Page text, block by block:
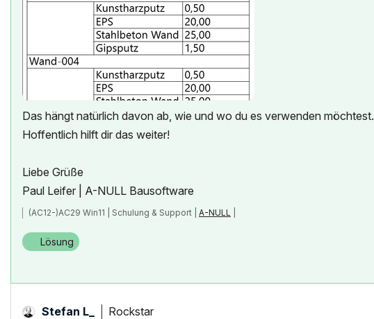
Das hängt natürlich davon ab, wie und wo du es verwenden möchtest.
Hoffentlich hilft dir das weiter!
Liebe Grüße
Paul Leifer | A-NULL Bausoftware
(AC12-)AC29 Win11 | Schulung & Support | A-NULL
Lösung
Stefan L_ Rockstar